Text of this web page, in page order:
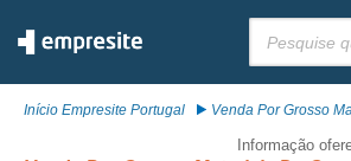
Início Empresite Portugal Venda Por Grosso
Informação